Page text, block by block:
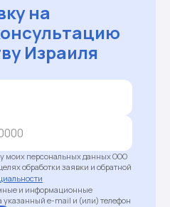
на
Израиля
моих персональных данных ООО
обработки заявки и обратной
и информационные
e-mail и (или) телефон